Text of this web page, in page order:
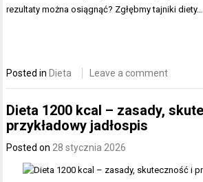
rezultaty można osiągnąć? Zgłębmy tajniki diety…
Posted in Dieta Leave a comment
Dieta 1200 kcal – zasady,
przykładowy jadłospis
Posted on 28 stycznia 2026